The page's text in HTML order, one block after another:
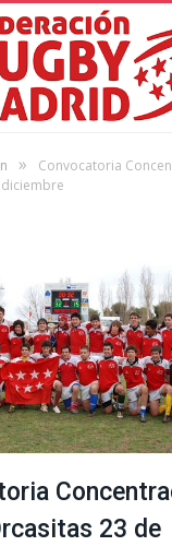
»
Convocatoria
23 de